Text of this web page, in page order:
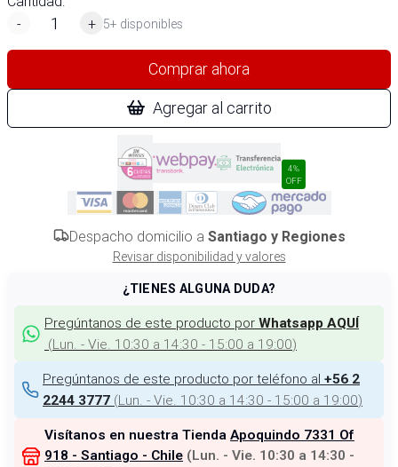
-
+ 5+ disponibles
Comprar ahora
Agregar al carrito
4%
OFF
Despacho domicilio a Santiago y Regiones
Revisar disponibilidad y valores
¿TIENES ALGUNA DUDA?
Pregúntanos de este producto por Whatsapp AQUÍ
(Lun. - Vie. 10:30 a 14:30 - 15:00 a 19:00)
Pregúntanos de este producto por teléfono al +56 2
2244 3777 (Lun. - Vie. 10:30 a 14:30 - 15:00 a 19:00)
Visítanos en nuestra Tienda Apoquindo 7331 Of
918 - Santiago - Chile (Lun. - Vie. 10:30 a 14:30 -